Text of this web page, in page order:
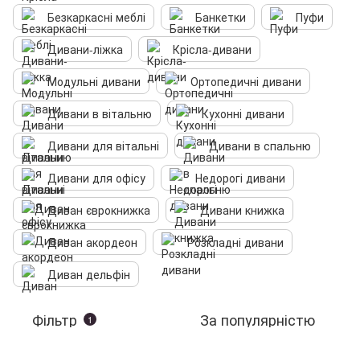
Безкаркасні меблі
Банкетки
Пуфи
Дивани-ліжка
Крісла-дивани
Модульні дивани
Ортопедичні дивани
Дивани в вітальню
Кухонні дивани
Дивани для вітальні
Дивани в спальню
Дивани для офісу
Недорогі дивани
Диван єврокнижка
Дивани книжка
Диван акордеон
Розкладні дивани
Диван дельфін
Фільтр 1 За популярністю